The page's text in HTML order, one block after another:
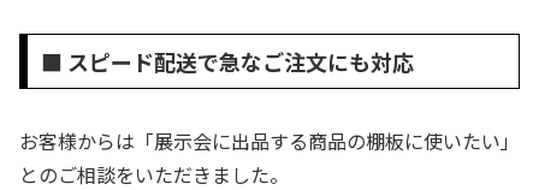
■ スピード配送で急なご注文にも対応
お客様からは「展示会に出品する商品の棚板に使いたい」
とのご相談をいただきました。